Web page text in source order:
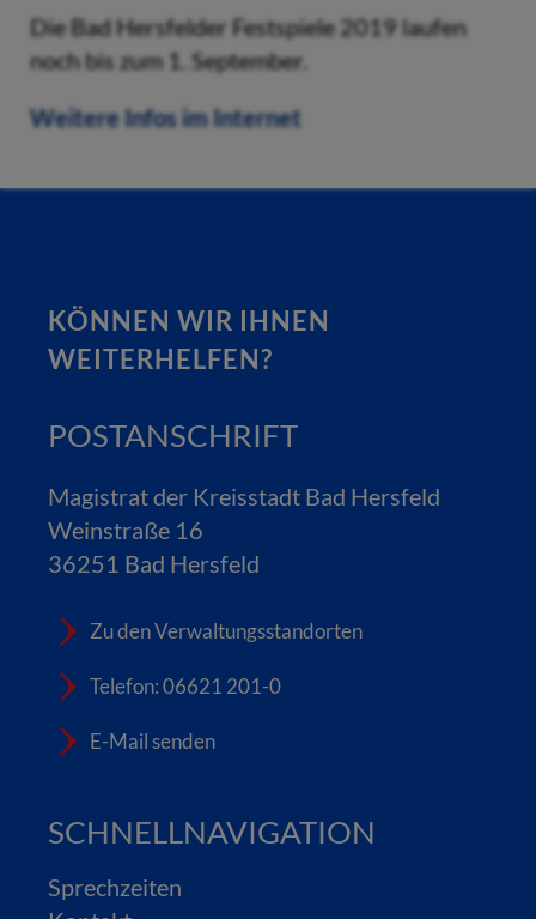
Die Bad Hersfelder Festspiele 2019 laufen
noch bis zum 1. September.
Weitere Infos im Internet
KÖNNEN WIR IHNEN
WEITERHELFEN?
POSTANSCHRIFT
Magistrat der Kreisstadt Bad Hersfeld
Weinstraße 16
36251 Bad Hersfeld
Zu den Verwaltungsstandorten
Telefon: 06621 201-0
E-Mail senden
SCHNELLNAVIGATION
Sprechzeiten